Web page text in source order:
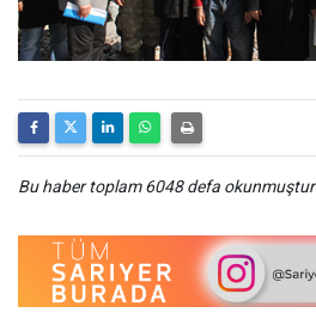
Bu haber toplam 6048 defa okunmuştur